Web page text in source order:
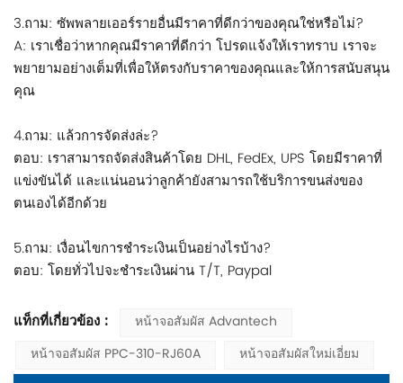
3.ถาม: ซัพพลายเออร์รายอื่นมีราคาที่ดีกว่าของคุณใช่หรือไม่?
A: เราเชื่อว่าหากคุณมีราคาที่ดีกว่า โปรดแจ้งให้เราทราบ เราจะ
พยายามอย่างเต็มที่เพื่อให้ตรงกับราคาของคุณและให้การสนับสนุน
คุณ
4.ถาม: แล้วการจัดส่งล่ะ?
ตอบ: เราสามารถจัดส่งสินค้าโดย DHL, FedEx, UPS โดยมีราคาที่
แข่งขันได้ และแน่นอนว่าลูกค้ายังสามารถใช้บริการขนส่งของ
ตนเองได้อีกด้วย
5.ถาม: เงื่อนไขการชำระเงินเป็นอย่างไรบ้าง?
ตอบ: โดยทั่วไปจะชำระเงินผ่าน T/T, Paypal
แท็กที่เกี่ยวข้อง :
หน้าจอสัมผัส Advantech
หน้าจอสัมผัส PPC-310-RJ60A
หน้าจอสัมผัสใหม่เอี่ยม